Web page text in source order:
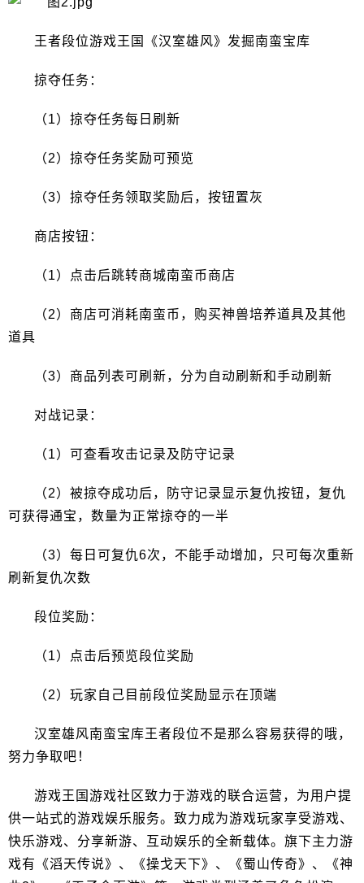
王者段位游戏王国《汉室雄风》发掘南蛮宝库
掠夺任务：
（1）掠夺任务每日刷新
（2）掠夺任务奖励可预览
（3）掠夺任务领取奖励后，按钮置灰
商店按钮：
（1）点击后跳转商城南蛮币商店
（2）商店可消耗南蛮币，购买神兽培养道具及其他
道具
（3）商品列表可刷新，分为自动刷新和手动刷新
对战记录：
（1）可查看攻击记录及防守记录
（2）被掠夺成功后，防守记录显示复仇按钮，复仇
可获得通宝，数量为正常掠夺的一半
（3）每日可复仇6次，不能手动增加，只可每次重新
刷新复仇次数
段位奖励：
（1）点击后预览段位奖励
（2）玩家自己目前段位奖励显示在顶端
汉室雄风南蛮宝库王者段位不是那么容易获得的哦，
努力争取吧！
游戏王国游戏社区致力于游戏的联合运营，为用户提
供一站式的游戏娱乐服务。致力成为游戏玩家享受游戏、
快乐游戏、分享新游、互动娱乐的全新载体。旗下主力游
戏有《滔天传说》、《操戈天下》、《蜀山传奇》、《神